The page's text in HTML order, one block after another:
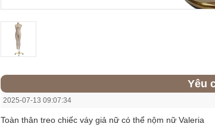
Yêu
2025-07-13 09:07:34
Toàn thân treo chiếc váy giả nữ có thể nộm nữ Valeria